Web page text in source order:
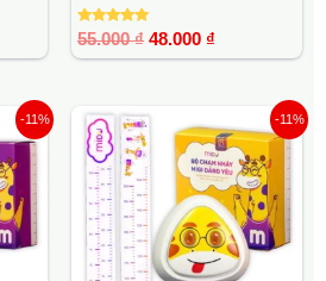
Được xếp
hạng
5.00
55.000₫ 48.000 ₫
-11%
₫.
-11%
gốc
là:
135.000 ₫.
hiện
tại
là:
120.000 ₫.